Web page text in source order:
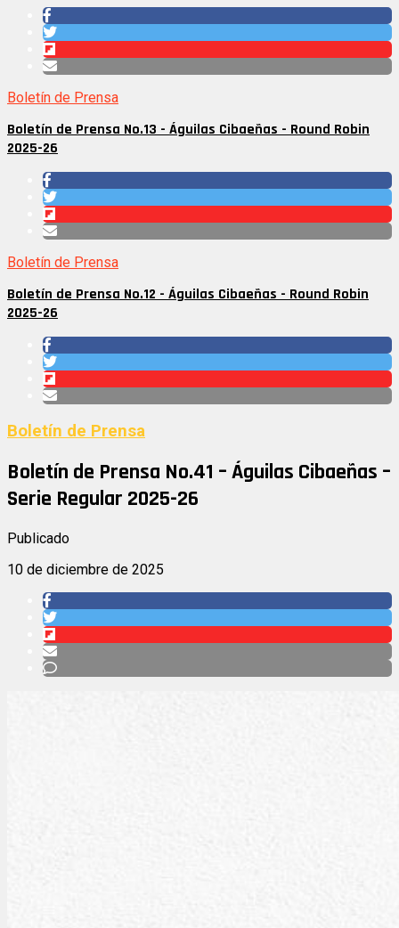
Boletín de Prensa
Boletín de Prensa No.13 - Águilas Cibaeñas - Round Robin
2025-26
Boletín de Prensa
Boletín de Prensa No.12 - Águilas Cibaeñas - Round Robin
2025-26
Boletín de Prensa
Boletín de Prensa No.41 – Águilas Cibaeñas –
Serie Regular 2025-26
Publicado
10 de diciembre de 2025